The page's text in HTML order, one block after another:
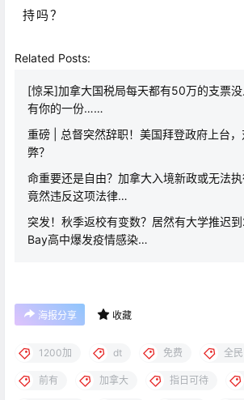
持吗？
Related Posts:
[惊呆]加拿大国税局每天都有50万的支票
有你的一份……
重磅 | 总督突然辞职！美国拜登政府上台
弊？
命重要还是自由？加拿大入境新政或无法执
竟然违反这项法律…
突发！秋季返校有变数？居然有大学推迟
Bay高中爆发疫情感染…
海报分享 收藏
1200加 dt 免费 全民
前有 加拿大 指日可待